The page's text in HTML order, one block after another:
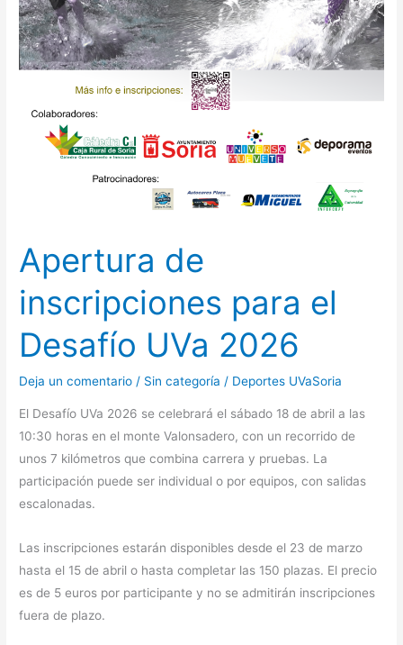
deportes)
Apertura de
inscripciones para el
Desafío UVa 2026
Deja un comentario / Sin categoría / Deportes UVaSoria
El Desafío UVa 2026 se celebrará el sábado 18 de abril a las
10:30 horas en el monte Valonsadero, con un recorrido de
unos 7 kilómetros que combina carrera y pruebas. La
participación puede ser individual o por equipos, con salidas
escalonadas.
Las inscripciones estarán disponibles desde el 23 de marzo
hasta el 15 de abril o hasta completar las 150 plazas. El precio
es de 5 euros por participante y no se admitirán inscripciones
fuera de plazo.